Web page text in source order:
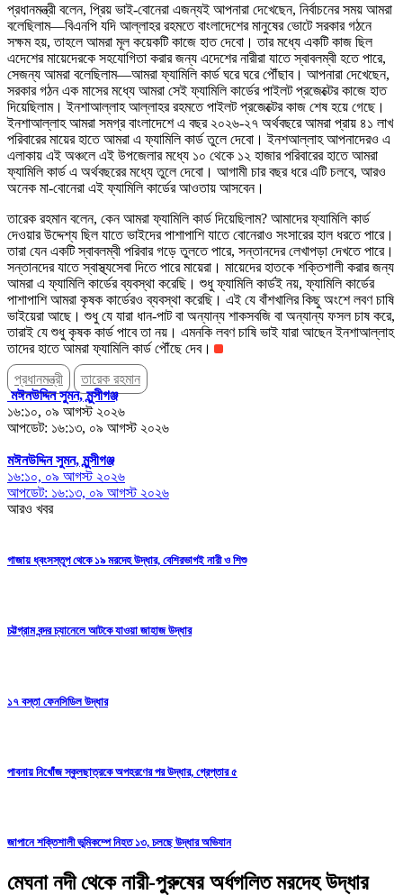
প্রধানমন্ত্রী বলেন, প্রিয় ভাই-বোনেরা এজন্যই আপনারা দেখেছেন, নির্বাচনের সময় আমরা
বলেছিলাম—বিএনপি যদি আল্লাহর রহমতে বাংলাদেশের মানুষের ভোটে সরকার গঠনে
সক্ষম হয়, তাহলে আমরা মূল কয়েকটি কাজে হাত দেবো। তার মধ্যে একটি কাজ ছিল
এদেশের মায়েদেরকে সহযোগিতা করার জন্য এদেশের নারীরা যাতে স্বাবলম্বী হতে পারে,
সেজন্য আমরা বলেছিলাম—আমরা ফ্যামিলি কার্ড ঘরে ঘরে পৌঁছাব। আপনারা দেখেছেন,
সরকার গঠন এক মাসের মধ্যে আমরা সেই ফ্যামিলি কার্ডের পাইলট প্রজেক্টের কাজে হাত
দিয়েছিলাম। ইনশাআল্লাহ আল্লাহর রহমতে পাইলট প্রজেক্টের কাজ শেষ হয়ে গেছে।
ইনশাআল্লাহ আমরা সমগ্র বাংলাদেশে এ বছর ২০২৬-২৭ অর্থবছরে আমরা প্রায় ৪১ লাখ
পরিবারের মায়ের হাতে আমরা এ ফ্যামিলি কার্ড তুলে দেবো। ইনশআল্লাহ আপনাদেরও এ
এলাকায় এই অঞ্চলে এই উপজেলার মধ্যে ১০ থেকে ১২ হাজার পরিবারের হাতে আমরা
ফ্যামিলি কার্ড এ অর্থবছরের মধ্যে তুলে দেবো। আগামী চার বছর ধরে এটি চলবে, আরও
অনেক মা-বোনেরা এই ফ্যামিলি কার্ডের আওতায় আসবেন।
তারেক রহমান বলেন, কেন আমরা ফ্যামিলি কার্ড দিয়েছিলাম? আমাদের ফ্যামিলি কার্ড
দেওয়ার উদ্দেশ্য ছিল যাতে ভাইদের পাশাপাশি যাতে বোনেরাও সংসারের হাল ধরতে পারে।
তারা যেন একটি স্বাবলম্বী পরিবার গড়ে তুলতে পারে, সন্তানদের লেখাপড়া দেখতে পারে।
সন্তানদের যাতে স্বাস্থ্যসেবা দিতে পারে মায়েরা। মায়েদের হাতকে শক্তিশালী করার জন্য
আমরা এ ফ্যামিলি কার্ডের ব্যবস্থা করেছি। শুধু ফ্যামিলি কার্ডই নয়, ফ্যামিলি কার্ডের
পাশাপাশি আমরা কৃষক কার্ডেরও ব্যবস্থা করেছি। এই যে বাঁশখালির কিছু অংশে লবণ চাষি
ভাইয়েরা আছে। শুধু যে যারা ধান-পাট বা অন্যান্য শাকসবজি বা অন্যান্য ফসল চাষ করে,
তারাই যে শুধু কৃষক কার্ড পাবে তা নয়। এমনকি লবণ চাষি ভাই যারা আছেন ইনশাআল্লাহ
তাদের হাতে আমরা ফ্যামিলি কার্ড পৌঁছে দেব।
প্রধানমন্ত্রী
তারেক রহমান
মঈনউদ্দিন সুমন, মুন্সীগঞ্জ
১৬:১০, ০৯ আগস্ট ২০২৬
আপডেট: ১৬:১৩, ০৯ আগস্ট ২০২৬
মঈনউদ্দিন সুমন, মুন্সীগঞ্জ
১৬:১০, ০৯ আগস্ট ২০২৬
আপডেট: ১৬:১৩, ০৯ আগস্ট ২০২৬
আরও খবর
গাজায় ধ্বংসস্তূপ থেকে ১৯ মরদেহ উদ্ধার, বেশিরভাগই নারী ও শিশু
চট্টগ্রাম বন্দর চ্যানেলে আটকে যাওয়া জাহাজ উদ্ধার
১৭ বস্তা ফেনসিডিল উদ্ধার
পাবনায় নিখোঁজ স্কুলছাত্রকে অপহরণের পর উদ্ধার, গ্রেপ্তার ৫
জাপানে শক্তিশালী ভূমিকম্পে নিহত ১৩, চলছে উদ্ধার অভিযান
মেঘনা নদী থেকে নারী-পুরুষের অর্ধগলিত মরদেহ উদ্ধার